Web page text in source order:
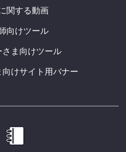
関する動画
向けツール
さま向けツール
けサイト用バナー